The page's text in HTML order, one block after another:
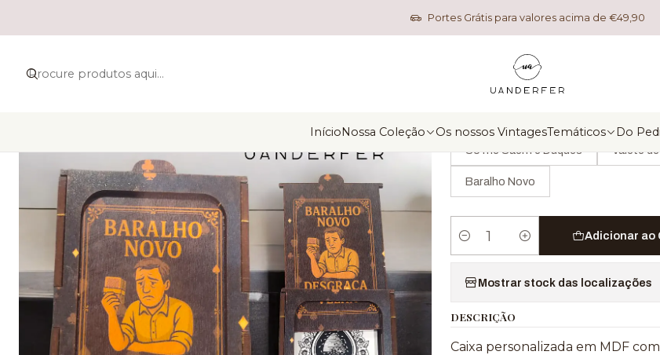
InícioNossa Coleção Os nossos VintagesTemáticos Do
Portes Grátis para valores acima de €49,90
Nossa Coleção Personalizados Caixa Baralho
Caixa Baralho
MODELO
Só me Saem é Duques
Valete
Baralho Novo
Quantidade
Adicionar ao
Mostrar stock das localizações
DESCRIÇÃO
Caixa personalizada em MDF